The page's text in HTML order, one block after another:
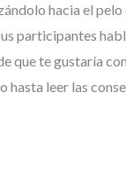
hacia el
participantes
que te gustaría
leer las